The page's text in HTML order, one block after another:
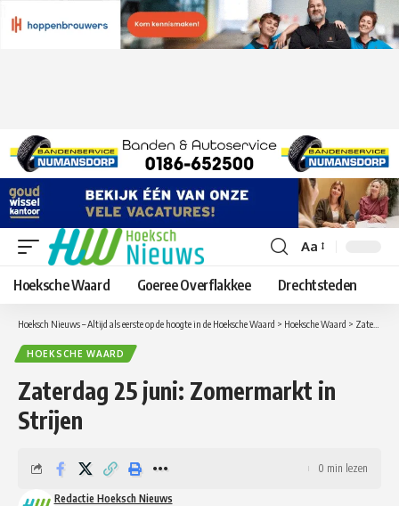
Lettergrootte
aanpassen
Aa
Hoeksche Waard Goeree Overflakkee Drechtsteden
Hoeksch Nieuws – Altijd als eerste op de hoogte in de Hoeksche Waard > Hoeksche Waard > Zaterdag 25 juni: Zomermarkt in Strijen
HOEKSCHE WAARD
Zaterdag 25 juni: Zomermarkt in
Strijen
Redactie Hoeksch Nieuws
0 min lezen